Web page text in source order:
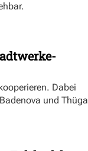
Dabei
und Thüga